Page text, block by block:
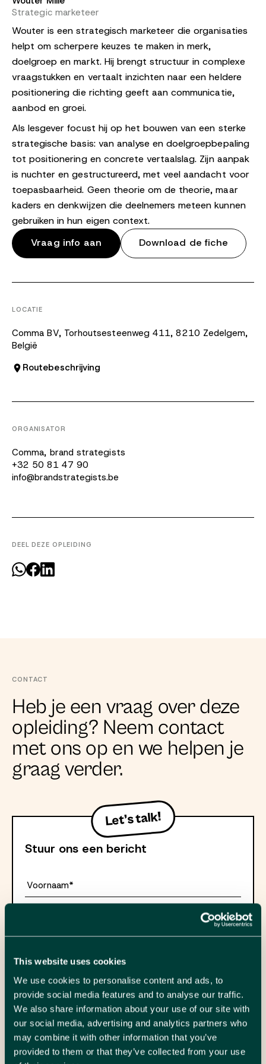
This website uses cookies
We use cookies to personalise content and ads, to
provide social media features and to analyse our traffic.
We also share information about your use of our site with
our social media, advertising and analytics partners who
may combine it with other information that you’ve
provided to them or that they’ve collected from your use
Strategic marketeer
Wouter is een strategisch marketeer die organisaties
helpt om scherpere keuzes te maken in merk,
doelgroep en markt. Hij brengt structuur in complexe
vraagstukken en vertaalt inzichten naar een heldere
positionering die richting geeft aan communicatie,
aanbod en groei.
Als lesgever focust hij op het bouwen van een sterke
strategische basis: van analyse en doelgroepbepaling
tot positionering en concrete vertaalslag. Zijn aanpak
is nuchter en gestructureerd, met veel aandacht voor
toepasbaarheid. Geen theorie om de theorie, maar
kaders en denkwijzen die deelnemers meteen kunnen
gebruiken in hun eigen context.
Vraag info aan
Download de fiche
LOCATIE
Comma BV, Torhoutsesteenweg 411, 8210 Zedelgem,
België
Routebeschrijving
ORGANISATOR
Comma, brand strategists
+32 50 81 47 90
info@brandstrategists.be
DEEL DEZE OPLEIDING
CONTACT
Heb je een vraag over deze
opleiding? Neem contact
met ons op en we helpen je
graag verder.
Stuur ons een bericht
Voornaam*
Telefoon*
Je bericht
Email*